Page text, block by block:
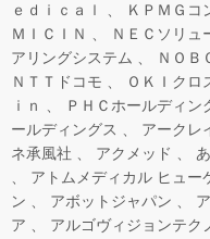
ｅｄｉｃａｌ
ＫＰＭＧコ
ＭＩＣＩＮ
ＮＥＣソリュ
アリングシステム
ＮＯＢ
ＮＴＴドコモ
ＯＫＩクロ
ｉｎ
ＰＨＣホールディン
ールディングス
アークレ
ネ承風社
アクメッド
アトムメディカル ヒュー
ン
アボットジャパン
ア
アルゴヴィジョンテク